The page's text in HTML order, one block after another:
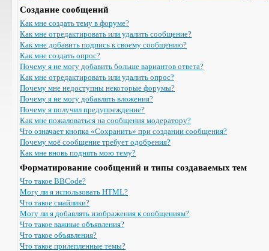
Создание сообщений
Как мне создать тему в форуме?
Как мне отредактировать или удалить сообщение?
Как мне добавить подпись к своему сообщению?
Как мне создать опрос?
Почему я не могу добавить больше вариантов ответа?
Как мне отредактировать или удалить опрос?
Почему мне недоступны некоторые форумы?
Почему я не могу добавлять вложения?
Почему я получил предупреждение?
Как мне пожаловаться на сообщения модератору?
Что означает кнопка «Сохранить» при создании сообщения?
Почему моё сообщение требует одобрения?
Как мне вновь поднять мою тему?
Форматирование сообщений и типы создаваемых тем
Что такое BBCode?
Могу ли я использовать HTML?
Что такое смайлики?
Могу ли я добавлять изображения к сообщениям?
Что такое важные объявления?
Что такое объявления?
Что такое прилепленные темы?